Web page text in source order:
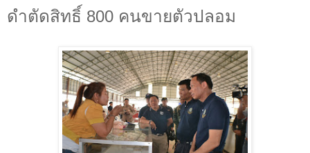
ดำตัดสิทธิ์ 800 คนขายตัวปลอม